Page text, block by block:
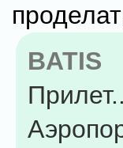
BATIS